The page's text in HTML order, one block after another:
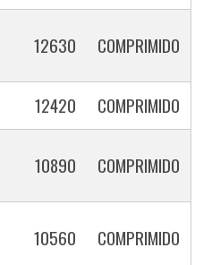
12630 COMPRIMIDO
12420
COMPRIMIDO
10890 COMPRIMIDO
10560 COMPRIMIDO